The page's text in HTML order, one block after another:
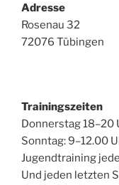
Adresse
Rosenau 32
72076 Tübingen
Trainingszeiten
Donnerstag 18–20
Sonntag: 9–12.00
Jugendtraining
Und jeden letzten